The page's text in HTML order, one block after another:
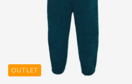
OUTLET
OUTLET